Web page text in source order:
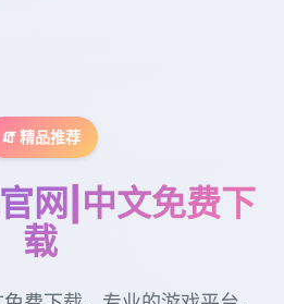
🧯 精品推荐
网|中文免费下
载